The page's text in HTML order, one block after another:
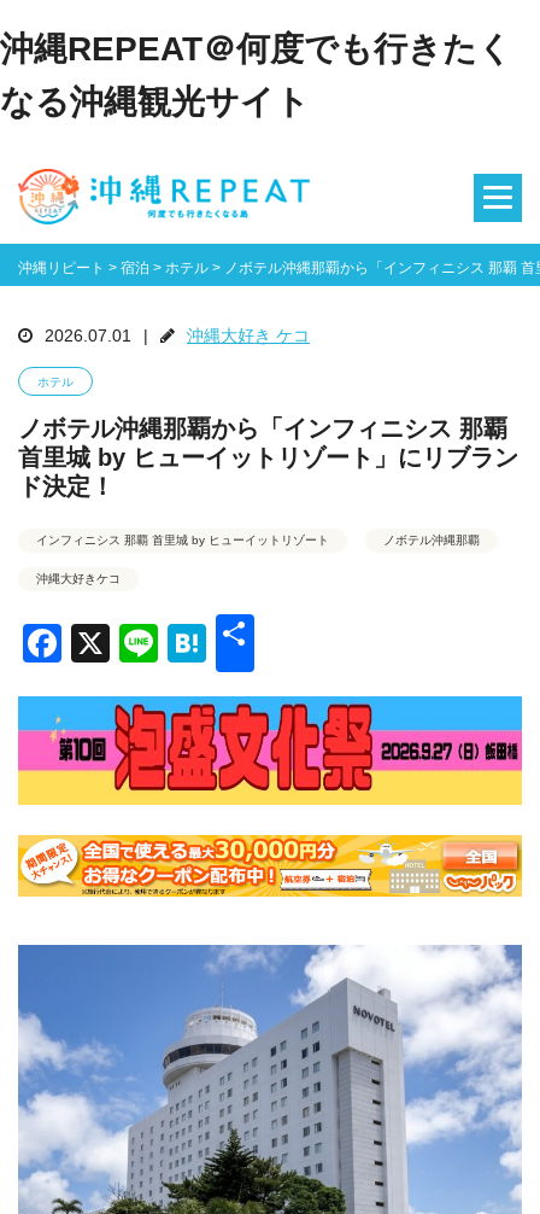
沖縄REPEAT＠何度でも行きたく
なる沖縄観光サイト
沖縄リピート > 宿泊 > ホテル > ノボテル沖縄那覇から「インフィニシス 那覇
2026.07.01 | 沖縄大好き ケコ
ホテル
ノボテル沖縄那覇から「インフィニシス 那覇
首里城 by ヒューイットリゾート」にリブラン
ド決定！
インフィニシス 那覇 首里城 by ヒューイットリゾート ノボテル沖縄那覇
沖縄大好きケコ
Facebook
X LineHatena